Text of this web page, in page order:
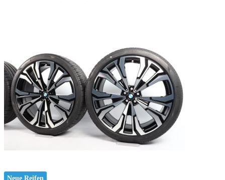
Neue Reifen